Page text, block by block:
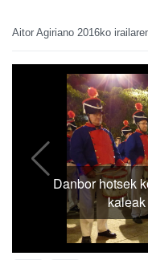
Aitor Agiriano 2016ko